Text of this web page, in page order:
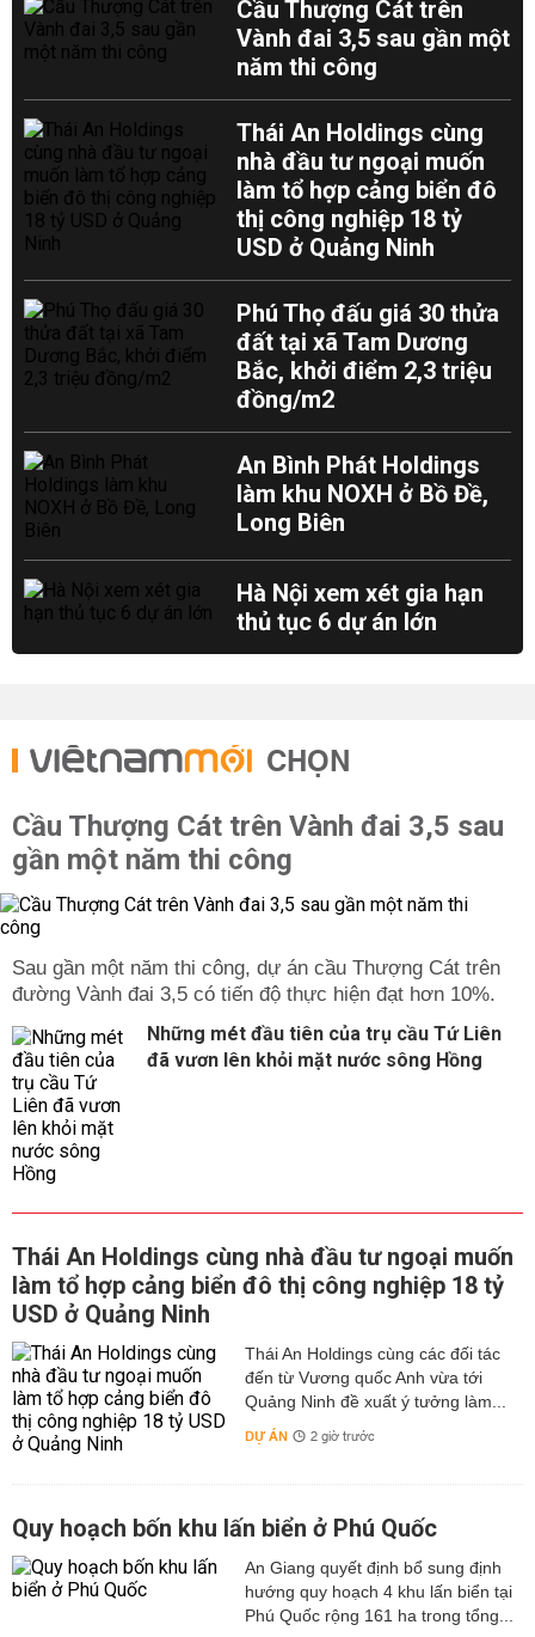
Cầu Thượng Cát trên
Vành đai 3,5 sau gần một
năm thi công
Thái An Holdings cùng
nhà đầu tư ngoại muốn
làm tổ hợp cảng biển đô
thị công nghiệp 18 tỷ
USD ở Quảng Ninh
Phú Thọ đấu giá 30 thửa
đất tại xã Tam Dương
Bắc, khởi điểm 2,3 triệu
đồng/m2
An Bình Phát Holdings
làm khu NOXH ở Bồ Đề,
Long Biên
Hà Nội xem xét gia hạn
thủ tục 6 dự án lớn
CHỌN
Cầu Thượng Cát trên Vành đai 3,5 sau
gần một năm thi công
Sau gần một năm thi công, dự án cầu Thượng Cát trên
đường Vành đai 3,5 có tiến độ thực hiện đạt hơn 10%.
Những mét đầu tiên của trụ cầu Tứ Liên
đã vươn lên khỏi mặt nước sông Hồng
Thái An Holdings cùng nhà đầu tư ngoại muốn
làm tổ hợp cảng biển đô thị công nghiệp 18 tỷ
USD ở Quảng Ninh
Thái An Holdings cùng các đối tác
đến từ Vương quốc Anh vừa tới
Quảng Ninh đề xuất ý tưởng làm...
DỰ ÁN 2 giờ trước
Quy hoạch bốn khu lấn biển ở Phú Quốc
An Giang quyết định bổ sung định
hướng quy hoạch 4 khu lấn biển tại
Phú Quốc rộng 161 ha trong tổng...